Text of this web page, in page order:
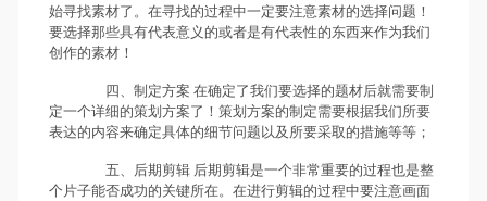
始寻找素材了。在寻找的过程中一定要注意素材的选择问题！
要选择那些具有代表意义的或者是有代表性的东西来作为我们
创作的素材！
四、制定方案 在确定了我们要选择的题材后就需要制
定一个详细的策划方案了！策划方案的制定需要根据我们所要
表达的内容来确定具体的细节问题以及所要采取的措施等等；
五、后期剪辑 后期剪辑是一个非常重要的过程也是整
个片子能否成功的关键所在。在进行剪辑的过程中要注意画面